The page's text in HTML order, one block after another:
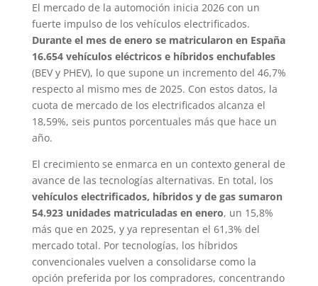
El mercado de la automoción inicia 2026 con un
fuerte impulso de los vehículos electrificados.
Durante el mes de enero se matricularon en España
16.654 vehículos eléctricos e híbridos enchufables
(BEV y PHEV), lo que supone un incremento del 46,7%
respecto al mismo mes de 2025. Con estos datos, la
cuota de mercado de los electrificados alcanza el
18,59%, seis puntos porcentuales más que hace un
año.
El crecimiento se enmarca en un contexto general de
avance de las tecnologías alternativas. En total, los
vehículos electrificados, híbridos y de gas sumaron
54.923 unidades matriculadas en enero, un 15,8%
más que en 2025, y ya representan el 61,3% del
mercado total. Por tecnologías, los híbridos
convencionales vuelven a consolidarse como la
opción preferida por los compradores, concentrando